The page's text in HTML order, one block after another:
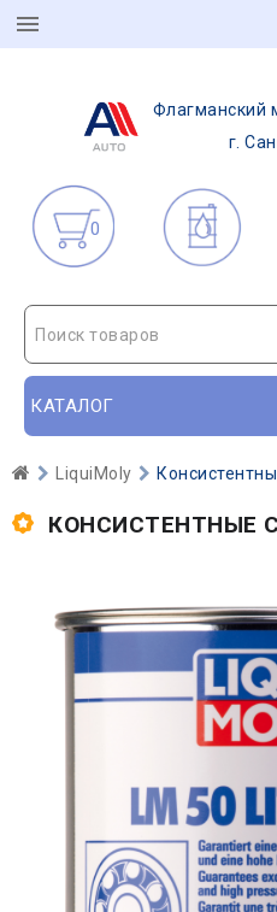
Флагманский
г.
0
Поиск товаров
КАТАЛОГ
LiquiMoly
КОНСИСТЕНТНЫЕ